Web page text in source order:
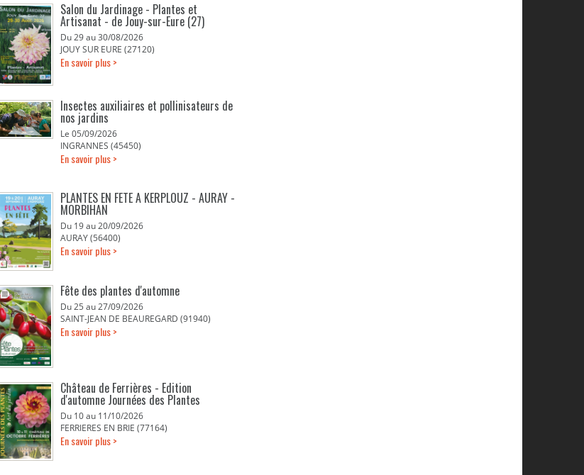
Salon du Jardinage - Plantes et
Artisanat - de Jouy-sur-Eure (27)
Du 29 au 30/08/2026
JOUY SUR EURE (27120)
En savoir plus >
Insectes auxiliaires et pollinisateurs de
nos jardins
Le 05/09/2026
INGRANNES (45450)
En savoir plus >
PLANTES EN FETE A KERPLOUZ - AURAY -
MORBIHAN
Du 19 au 20/09/2026
AURAY (56400)
En savoir plus >
Fête des plantes d'automne
Du 25 au 27/09/2026
SAINT-JEAN DE BEAUREGARD (91940)
En savoir plus >
Château de Ferrières - Edition
d'automne Journées des Plantes
Du 10 au 11/10/2026
FERRIERES EN BRIE (77164)
En savoir plus >